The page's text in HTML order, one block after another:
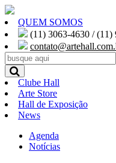
QUEM SOMOS
(11) 3063-4630 / (11)
Clube Hall
Arte Store
Hall de Exposição
News
Agenda
Notícias